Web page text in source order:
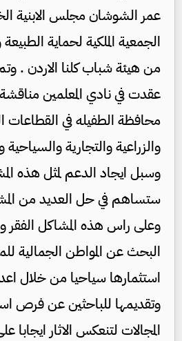
عمر الشوشان مجلس الابنية
الجمعية الملكية لحماية
من هيئة شباب كلنا الاردن .
عقدت في نادي المعلمين
محافظة الطفيله في القطاعات
والزراعية والتجارية
وسبل ايجاد الدعم لمثل هذه
ستساهم في حل العديد من
وعلى راس هذه المشاكل الفقر
البحث عن المواطن الجمالية
استثمارها سياحيا من خلال
وتقديمها للباحثين عن فرص
المجالات لتنعكس الاثار